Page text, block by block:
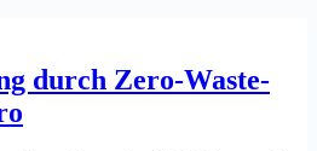
durch Zero-Waste-